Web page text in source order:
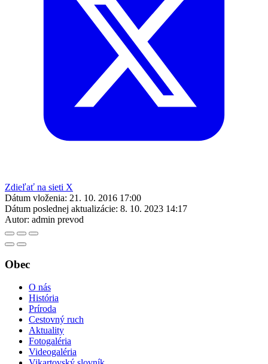
Zdieľať na sieti X
Dátum vloženia: 21. 10. 2016 17:00
Dátum poslednej aktualizácie: 8. 10. 2023 14:17
Autor: admin prevod
Obec
O nás
História
Príroda
Cestovný ruch
Aktuality
Fotogaléria
Videogaléria